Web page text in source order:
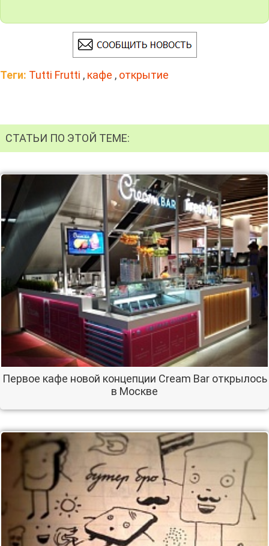
Теги: Tutti Frutti , кафе , открытие
СТАТЬИ ПО ЭТОЙ ТЕМЕ:
Первое кафе новой концепции Cream Bar открылось
в Москве